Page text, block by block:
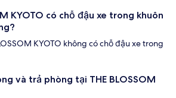
KYOTO có chỗ đậu xe trong khuôn
KYOTO không có chỗ đậu xe trong
và trả phòng tại THE BLOSSOM